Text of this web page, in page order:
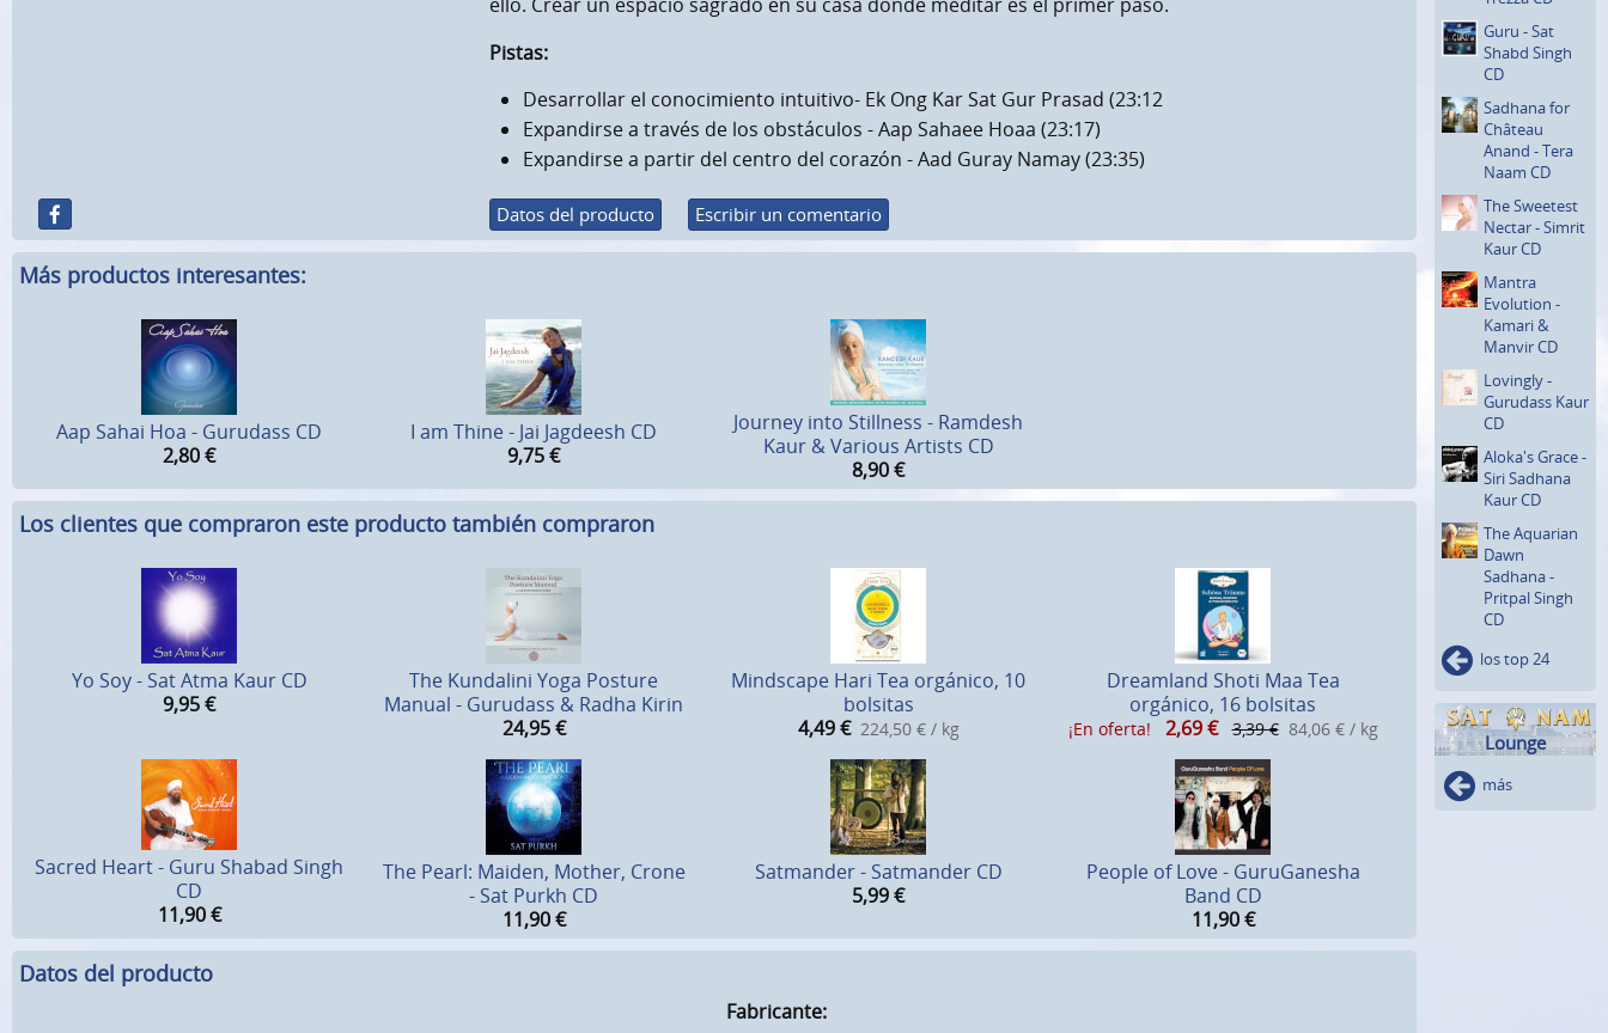
Pistas:
Desarrollar el conocimiento intuitivo- Ek Ong Kar Sat Gur Prasad (23:12
Expandirse a través de los obstáculos - Aap Sahaee Hoaa (23:17)
Expandirse a partir del centro del corazón - Aad Guray Namay (23:35)
Datos del producto Escribir un comentario
Más productos interesantes:
Aap Sahai Hoa - Gurudass CD
2,80€
I am Thine - Jai Jagdeesh CD
9,75€
Journey into Stillness - Ramdesh
Kaur & Various Artists CD
8,90€
Los clientes que compraron este producto también compraron
Yo Soy - Sat Atma Kaur CD
9,95€
The Kundalini Yoga Posture
Manual - Gurudass & Radha Kirin
24,95 €
Mindscape Hari Tea orgánico, 10
bolsitas
4,49 € 224,50 € / kg
Dreamland Shoti Maa Tea
orgánico, 16 bolsitas
¡En oferta! 2,69 € 3,39 € 84,06 € / kg
Sacred Heart - Guru Shabad Singh
CD
11,90 €
The Pearl: Maiden, Mother, Crone
- Sat Purkh CD
11,90 €
Satmander - Satmander CD
5,99€
People of Love - GuruGanesha
Band CD
11,90 €
Datos del producto
Fabricante:
Guru - Sat
Shabd Singh
CD
Sadhana for
Château
Anand - Tera
Naam CD
The Sweetest
Nectar - Simrit
Kaur CD
Mantra
Evolution -
Kamari &
Manvir CD
Lovingly -
Gurudass Kaur
CD
Aloka's Grace -
Siri Sadhana
Kaur CD
The Aquarian
Dawn
Sadhana -
Pritpal Singh
CD
los top 24
Lounge
más